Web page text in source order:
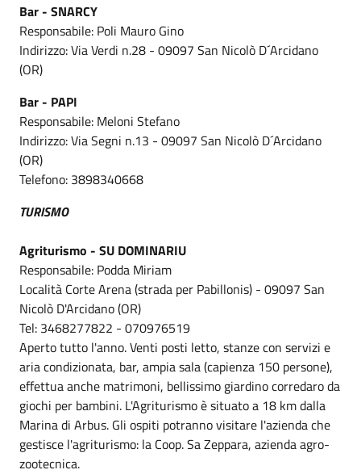
Bar - SNARCY
Responsabile: Poli Mauro Gino
Indirizzo: Via Verdi n.28 - 09097 San Nicolò D´Arcidano
(OR)
Bar - PAPI
Responsabile: Meloni Stefano
Indirizzo: Via Segni n.13 - 09097 San Nicolò D´Arcidano
(OR)
Telefono: 3898340668
TURISMO
Agriturismo - SU DOMINARIU
Responsabile: Podda Miriam
Località Corte Arena (strada per Pabillonis) - 09097 San
Nicolò D'Arcidano (OR)
Tel: 3468277822 - 070976519
Aperto tutto l'anno. Venti posti letto, stanze con servizi e
aria condizionata, bar, ampia sala (capienza 150 persone),
effettua anche matrimoni, bellissimo giardino corredaro da
giochi per bambini. L'Agriturismo è situato a 18 km dalla
Marina di Arbus. Gli ospiti potranno visitare l'azienda che
gestisce l'agriturismo: la Coop. Sa Zeppara, azienda agro-
zootecnica.